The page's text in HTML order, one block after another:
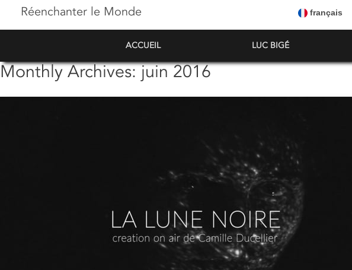
Réenchanter le Monde français
ACCUEIL LUC BIGÉ
Monthly Archives:juin 2016